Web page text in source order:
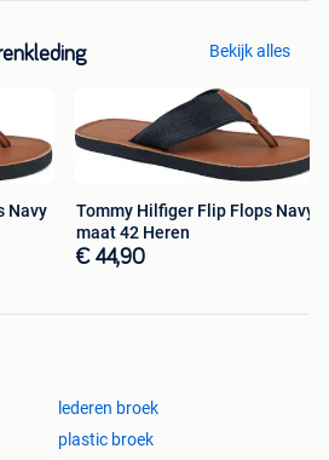
Bekijk alles
Navy
Tommy Hilfiger Flip Flops Navy
maat 42 Heren
€ 44,90
lederen broek
plastic broek